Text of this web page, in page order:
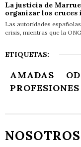
La justicia de
organizar los cruces
Las autoridades
crisis, mientras que la
ETIQUETAS:
AMADAS
PROFESIONES
NOSOTROS